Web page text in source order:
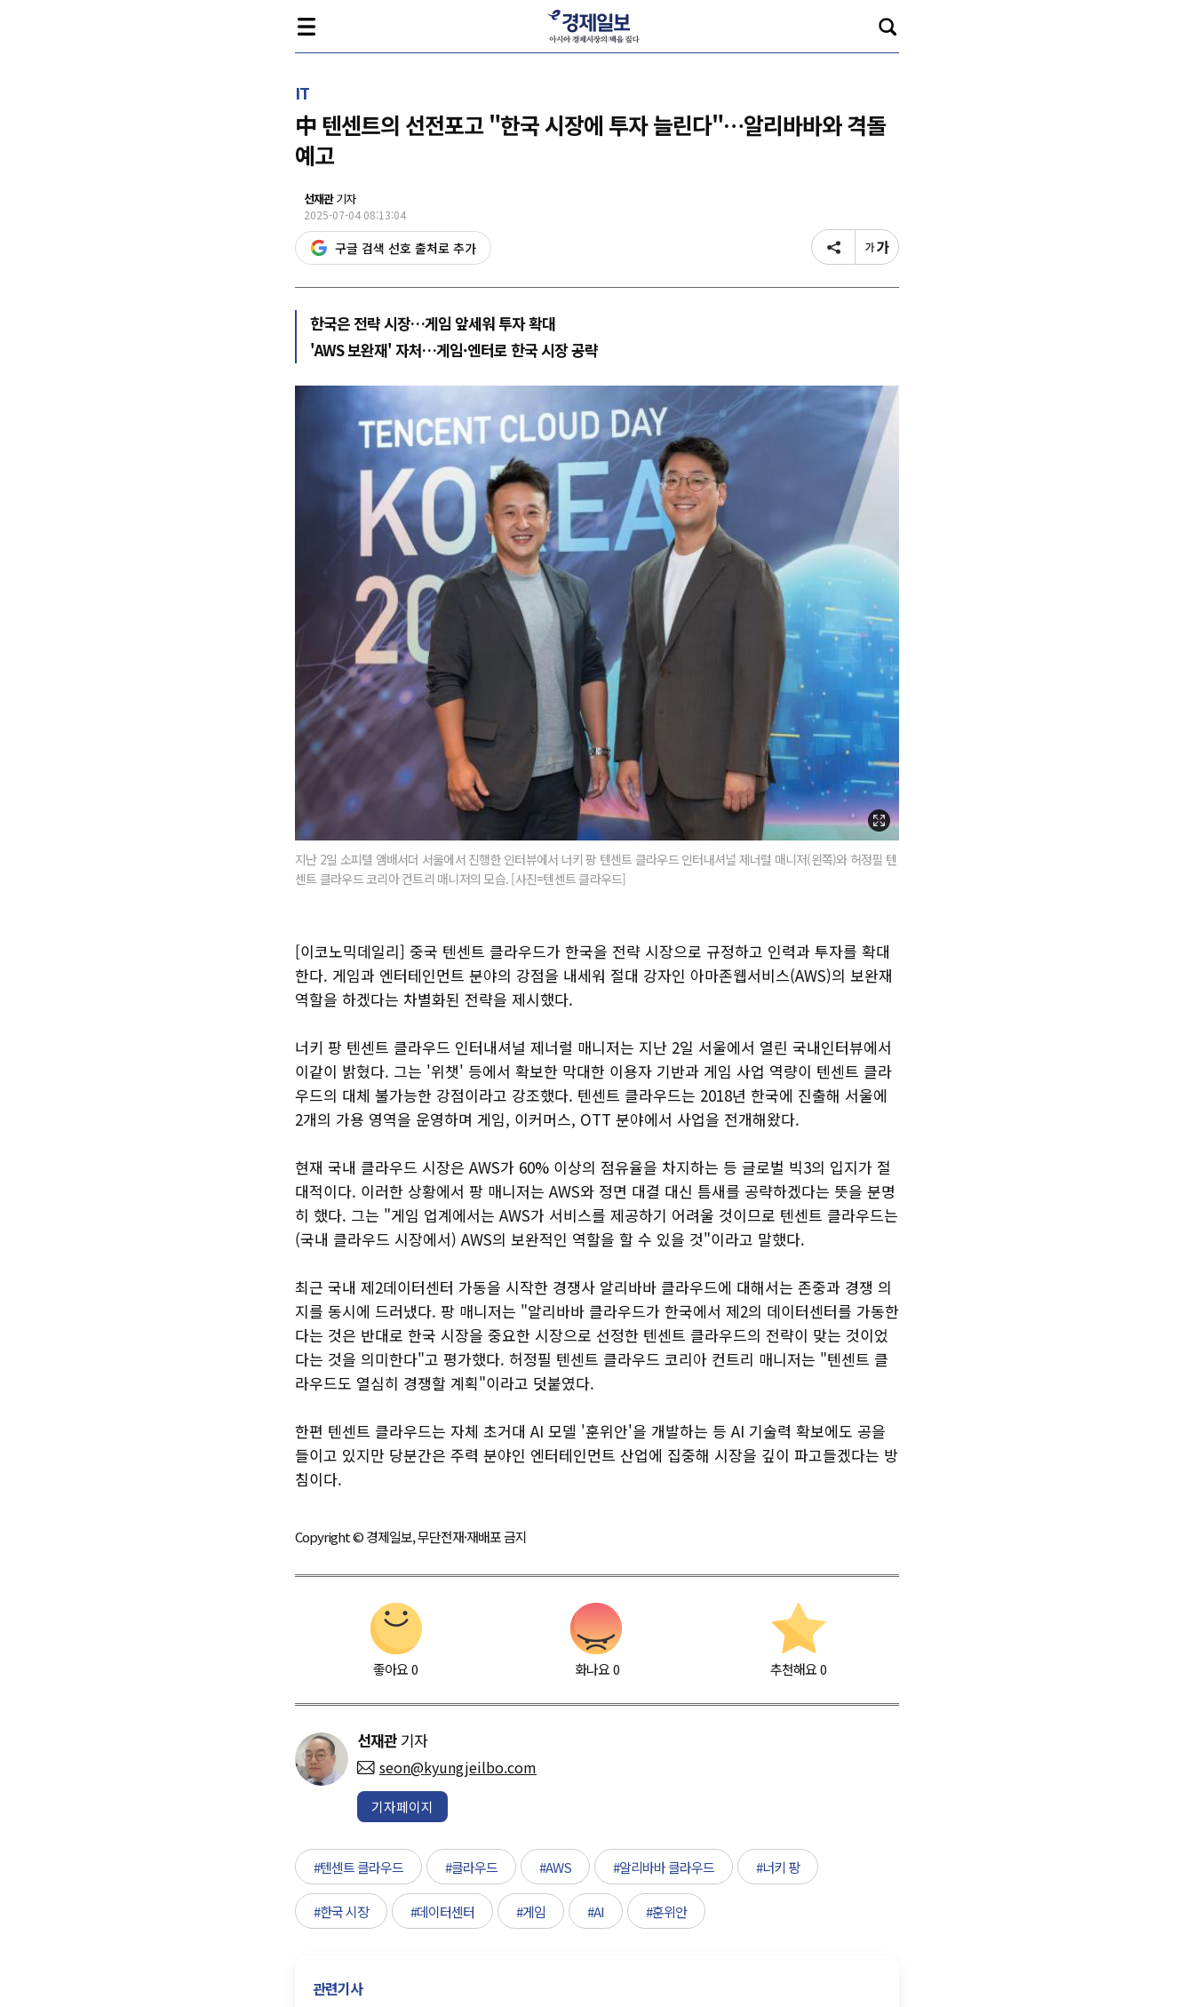
IT
中 텐센트의 선전포고 "한국 시장에 투자 늘린다"…알리바바와 격돌
예고
선재관기자
2025-07-04 08:13:04
구글 검색 선호 출처로 추가
한국은 전략 시장…게임 앞세워 투자 확대
'AWS 보완재' 자처…게임·엔터로 한국 시장 공략
지난 2일 소피텔 앰배서더 서울에서 진행한 인터뷰에서 너키 팡 텐센트 클라우드 인터내셔널 제너럴 매니저(왼쪽)와 허정필 텐
센트 클라우드 코리아 컨트리 매니저의 모습. [사진=텐센트 클라우드]
[이코노믹데일리] 중국 텐센트 클라우드가 한국을 전략 시장으로 규정하고 인력과 투자를 확대
한다. 게임과 엔터테인먼트 분야의 강점을 내세워 절대 강자인 아마존웹서비스(AWS)의 보완재
역할을 하겠다는 차별화된 전략을 제시했다.
너키 팡 텐센트 클라우드 인터내셔널 제너럴 매니저는 지난 2일 서울에서 열린 국내인터뷰에서
이같이 밝혔다. 그는 '위챗' 등에서 확보한 막대한 이용자 기반과 게임 사업 역량이 텐센트 클라
우드의 대체 불가능한 강점이라고 강조했다. 텐센트 클라우드는 2018년 한국에 진출해 서울에
2개의 가용 영역을 운영하며 게임, 이커머스, OTT 분야에서 사업을 전개해왔다.
현재 국내 클라우드 시장은 AWS가 60% 이상의 점유율을 차지하는 등 글로벌 빅3의 입지가 절
대적이다. 이러한 상황에서 팡 매니저는 AWS와 정면 대결 대신 틈새를 공략하겠다는 뜻을 분명
히 했다. 그는 "게임 업계에서는 AWS가 서비스를 제공하기 어려울 것이므로 텐센트 클라우드는
(국내 클라우드 시장에서) AWS의 보완적인 역할을 할 수 있을 것"이라고 말했다.
최근 국내 제2데이터센터 가동을 시작한 경쟁사 알리바바 클라우드에 대해서는 존중과 경쟁 의
지를 동시에 드러냈다. 팡 매니저는 "알리바바 클라우드가 한국에서 제2의 데이터센터를 가동한
다는 것은 반대로 한국 시장을 중요한 시장으로 선정한 텐센트 클라우드의 전략이 맞는 것이었
다는 것을 의미한다"고 평가했다. 허정필 텐센트 클라우드 코리아 컨트리 매니저는 "텐센트 클
라우드도 열심히 경쟁할 계획"이라고 덧붙였다.
한편 텐센트 클라우드는 자체 초거대 AI 모델 '훈위안'을 개발하는 등 AI 기술력 확보에도 공을
들이고 있지만 당분간은 주력 분야인 엔터테인먼트 산업에 집중해 시장을 깊이 파고들겠다는 방
침이다.
Copyright © 경제일보, 무단전재·재배포 금지
좋아요 0 화나요0 추천해요0
선재관 기자
seon@kyungjeilbo.com
기자페이지
#텐센트 클라우드 #클라우드 #AWS #알리바바 클라우드 #너키 팡
#한국 시장 #데이터센터 #게임 #AI #훈위안
관련기사